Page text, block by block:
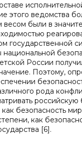
этого ведомства
были в
государственной
национальной
России
Поэтому,
рода
российскую
как безопасность
как
[6].